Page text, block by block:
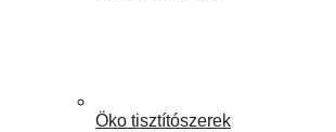
Öko tisztítószerek